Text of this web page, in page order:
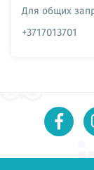
Для общих
+3717013701